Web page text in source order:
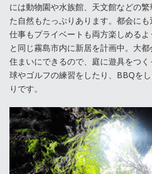
には動物園や水族館、天文館などの
た自然もたっぷりあります。都会にも
仕事もプライベートも両方楽しめる
と同じ霧島市内に新居を計画中。大
住まいにできるので、庭に遊具をつ
球やゴルフの練習をしたり、BBQを
りです。